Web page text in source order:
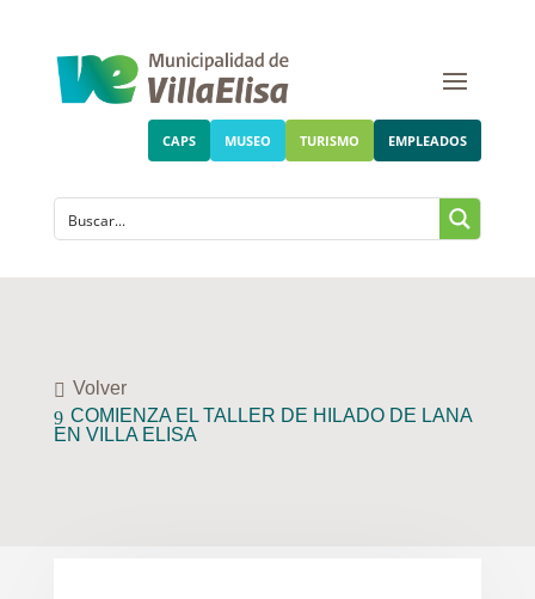
CAPS MUSEO TURISMO EMPLEADOS
Volver
COMIENZA EL TALLER DE HILADO DE LANA
EN VILLA ELISA